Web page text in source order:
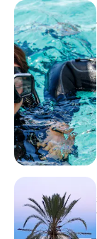
Le Beau
Rodes
Grand
Le
Checkin
Abir
VINCCI
ABA